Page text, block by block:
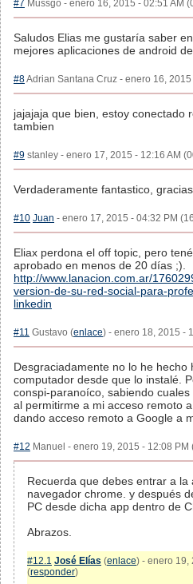
#7 Mussgo - enero 16, 2015 - 02:51 AM
Saludos Elias me gustaría saber
mejores aplicaciones de android
#8Adrian Santana Cruz - enero 16,
jajajaja que bien, estoy conectado
tambien
#9 stanley - enero 17, 2015 - 12:16 AM
Verdaderamente fantastico,
#10 Juan - enero 17, 2015 - 04:32 PM
Eliax perdona el off topic, pero
aprobado en menos de 20 días ;).
http://www.lanacion.com.ar/
version-de-su-red-social-para-
linkedin
#11 Gustavo (enlace) - enero 18, 2015 -
Desgraciadamente no lo he hecho
computador desde que lo instalé.
conspi-paranoíco, sabiendo
al permitirme a mi acceso remoto
dando acceso remoto a Google a
#12 Manuel - enero 19, 2015 - 12:08 PM
Recuerda que debes entrar a la
navegador chrome. y después
PC desde dicha app dentro de
Abrazos.
#12.1 José Elías (enlace) - enero 19,
(responder)